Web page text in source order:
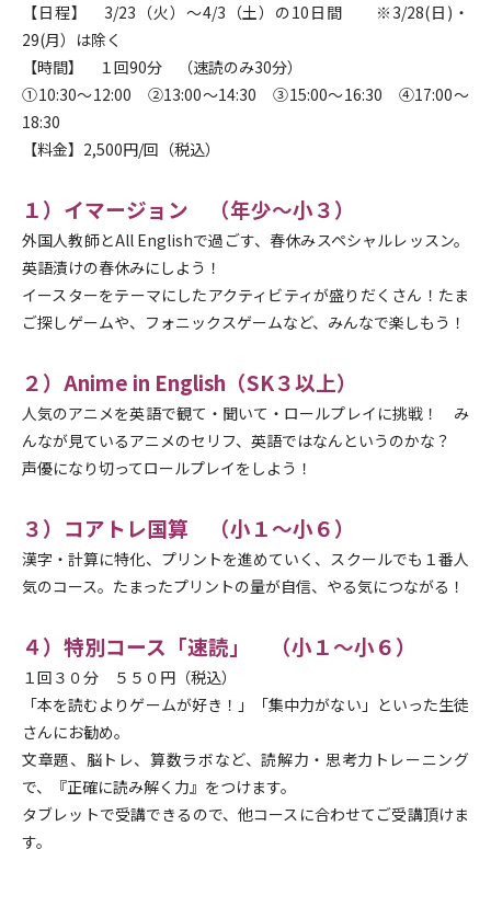
【日程】 3/23（火）～4/3（土）の10日間 ※3/28(日)・
29(月）は除く
【時間】 １回90分 （速読のみ30分）
①10:30～12:00 ②13:00～14:30 ③15:00～16:30 ④17:00～
18:30
【料金】2,500円/回（税込）
１）イマージョン （年少～小３）
外国人教師とAll Englishで過ごす、春休みスペシャルレッスン。
英語漬けの春休みにしよう！
イースターをテーマにしたアクティビティが盛りだくさん！たま
ご探しゲームや、フォニックスゲームなど、みんなで楽しもう！
２）Anime in English（SK３以上）
人気のアニメを英語で観て・聞いて・ロールプレイに挑戦！ み
んなが見ているアニメのセリフ、英語ではなんというのかな？
声優になり切ってロールプレイをしよう！
３）コアトレ国算 （小１～小６）
漢字・計算に特化、プリントを進めていく、スクールでも１番人
気のコース。たまったプリントの量が自信、やる気につながる！
４）特別コース「速読」 （小１～小６）
１回３０分 ５５０円（税込）
「本を読むよりゲームが好き！」「集中力がない」といった生徒
さんにお勧め。
文章題、脳トレ、算数ラボなど、読解力・思考力トレーニング
で、『正確に読み解く力』をつけます。
タブレットで受講できるので、他コースに合わせてご受講頂けま
す。